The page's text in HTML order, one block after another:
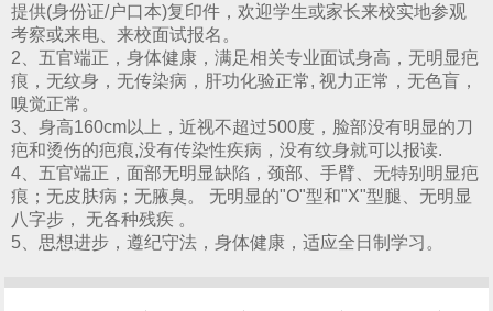
提供(身份证/户口本)复印件，欢迎学生或家长来校实地参观
考察或来电、来校面试报名。
2、五官端正，身体健康，满足相关专业面试身高，无明显疤
痕，无纹身，无传染病，肝功化验正常, 视力正常，无色盲，
嗅觉正常。
3、身高160cm以上，近视不超过500度，脸部没有明显的刀
疤和烫伤的疤痕,没有传染性疾病，没有纹身就可以报读.
4、五官端正，面部无明显缺陷，颈部、手臂、无特别明显疤
痕；无皮肤病；无腋臭。 无明显的"O"型和"X"型腿、无明显
八字步， 无各种残疾 。
5、思想进步，遵纪守法，身体健康，适应全日制学习。